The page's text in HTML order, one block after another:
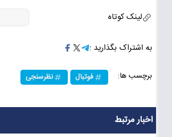
لینک کوتاه
به اشتراک بگذارید :
برچسب ها: فوتبال نظرسنجی
اخبار مرتبط